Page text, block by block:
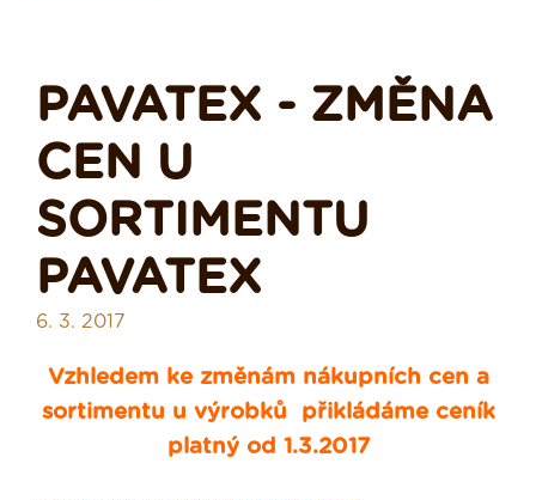
PAVATEX - ZMĚNA
CEN U
SORTIMENTU
PAVATEX
6. 3. 2017
Vzhledem ke změnám nákupních cen a
sortimentu u výrobků přikládáme ceník
platný od 1.3.2017